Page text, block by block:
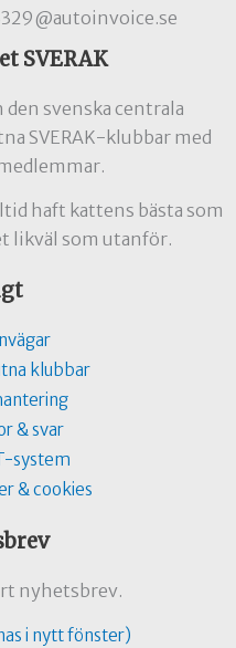
SVERAK
svenska centrala
SVERAK-klubbar med
haft kattens bästa som
likväl som utanför.
klubbar
& svar
system
& cookies
nyhetsbrev.
i nytt fönster)